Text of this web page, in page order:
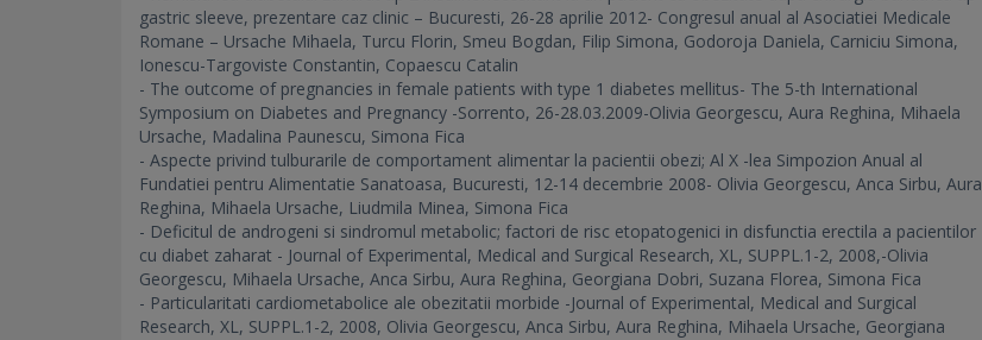
gastric sleeve, prezentare caz clinic – Bucuresti, 26-28 aprilie 2012- Congresul anual al Asociatiei Medicale
Romane – Ursache Mihaela, Turcu Florin, Smeu Bogdan, Filip Simona, Godoroja Daniela, Carniciu Simona,
Ionescu-Targoviste Constantin, Copaescu Catalin
- The outcome of pregnancies in female patients with type 1 diabetes mellitus- The 5-th International
Symposium on Diabetes and Pregnancy -Sorrento, 26-28.03.2009-Olivia Georgescu, Aura Reghina, Mihaela
Ursache, Madalina Paunescu, Simona Fica
- Aspecte privind tulburarile de comportament alimentar la pacientii obezi; Al X -lea Simpozion Anual al
Fundatiei pentru Alimentatie Sanatoasa, Bucuresti, 12-14 decembrie 2008- Olivia Georgescu, Anca Sirbu, Aura
Reghina, Mihaela Ursache, Liudmila Minea, Simona Fica
- Deficitul de androgeni si sindromul metabolic; factori de risc etopatogenici in disfunctia erectila a pacientilor
cu diabet zaharat - Journal of Experimental, Medical and Surgical Research, XL, SUPPL.1-2, 2008,-Olivia
Georgescu, Mihaela Ursache, Anca Sirbu, Aura Reghina, Georgiana Dobri, Suzana Florea, Simona Fica
- Particularitati cardiometabolice ale obezitatii morbide -Journal of Experimental, Medical and Surgical
Research, XL, SUPPL.1-2, 2008, Olivia Georgescu, Anca Sirbu, Aura Reghina, Mihaela Ursache, Georgiana